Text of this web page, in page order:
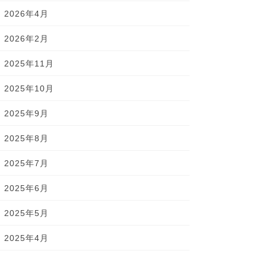
2026年4月
2026年2月
2025年11月
2025年10月
2025年9月
2025年8月
2025年7月
2025年6月
2025年5月
2025年4月